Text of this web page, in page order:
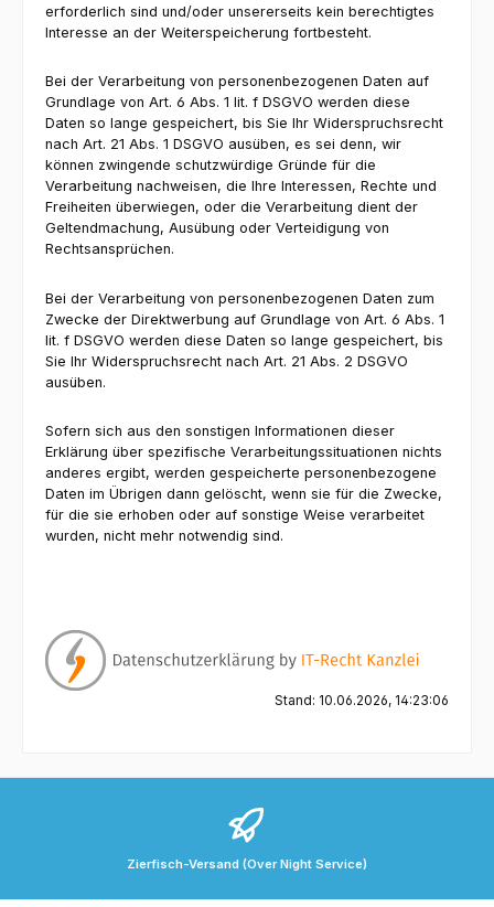
erforderlich sind und/oder unsererseits kein berechtigtes
Interesse an der Weiterspeicherung fortbesteht.
Bei der Verarbeitung von personenbezogenen Daten auf
Grundlage von Art. 6 Abs. 1 lit. f DSGVO werden diese
Daten so lange gespeichert, bis Sie Ihr Widerspruchsrecht
nach Art. 21 Abs. 1 DSGVO ausüben, es sei denn, wir
können zwingende schutzwürdige Gründe für die
Verarbeitung nachweisen, die Ihre Interessen, Rechte und
Freiheiten überwiegen, oder die Verarbeitung dient der
Geltendmachung, Ausübung oder Verteidigung von
Rechtsansprüchen.
Bei der Verarbeitung von personenbezogenen Daten zum
Zwecke der Direktwerbung auf Grundlage von Art. 6 Abs. 1
lit. f DSGVO werden diese Daten so lange gespeichert, bis
Sie Ihr Widerspruchsrecht nach Art. 21 Abs. 2 DSGVO
ausüben.
Sofern sich aus den sonstigen Informationen dieser
Erklärung über spezifische Verarbeitungssituationen nichts
anderes ergibt, werden gespeicherte personenbezogene
Daten im Übrigen dann gelöscht, wenn sie für die Zwecke,
für die sie erhoben oder auf sonstige Weise verarbeitet
wurden, nicht mehr notwendig sind.
Stand: 10.06.2026, 14:23:06
Zierfisch-Versand (Over Night Service)